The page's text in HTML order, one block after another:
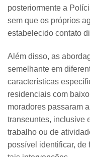
posteriormente a
sem que os próprios
estabelecido contato
Além disso, as
semelhante em
características
residenciais com
moradores passaram
transeuntes, inclusive
trabalho ou de
possível identificar, de